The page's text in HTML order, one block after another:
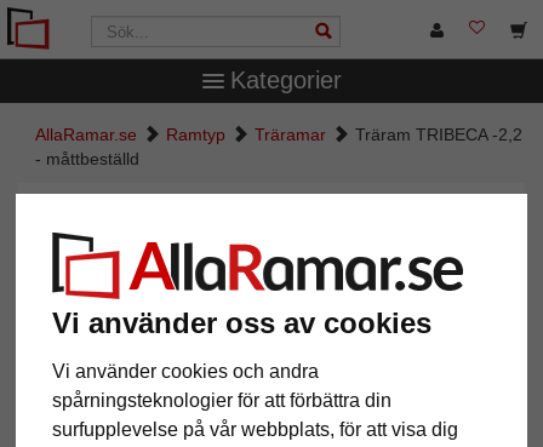
Vi använder oss av cookies
Vi använder cookies och andra
spårningsteknologier för att förbättra din
surfupplevelse på vår webbplats, för att visa dig
Kategorier
AllaRamar.se Ramtyp Träramar
Träram TRIBECA -2,2
- måttbeställd
måttbeställd